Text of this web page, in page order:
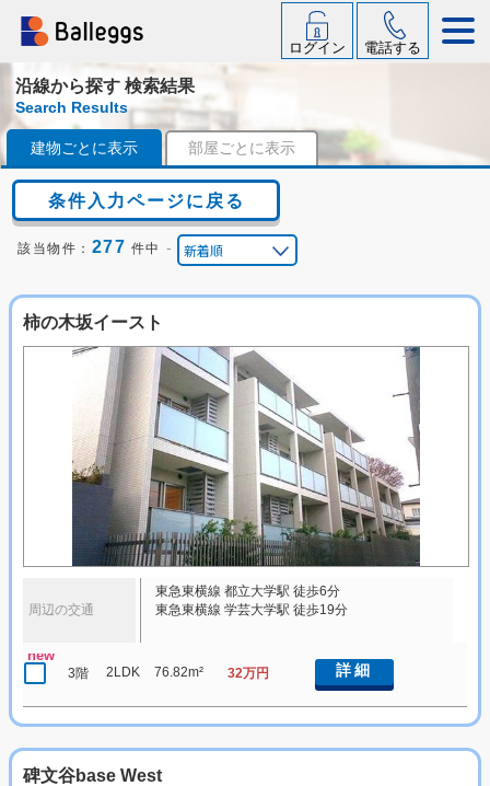
ログイン 電話する
沿線から探す 検索結果
Search Results
建物ごとに表示 部屋ごとに表示
条件入力ページに戻る
該当物件： 277 件中 -
柿の木坂イースト
周辺の交通
東急東横線 都立大学駅 徒歩6分
東急東横線 学芸大学駅 徒歩19分
new
3階 2LDK 76.82m² 32万円 詳細
碑文谷base West